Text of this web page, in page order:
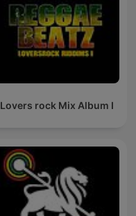
Lovers rock Mix Album I